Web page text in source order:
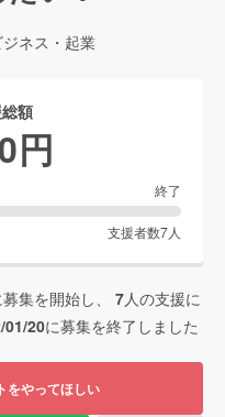
ジネス・起業
額
円
終了
支援者数7人
集を開始し、 7人の支援に
01/20に募集を終了しました
をやってほしい